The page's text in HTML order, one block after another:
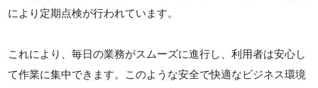
により定期点検が行われています。
これにより、毎日の業務がスムーズに進行し、利用者は安心し
て作業に集中できます。このような安全で快適なビジネス環境